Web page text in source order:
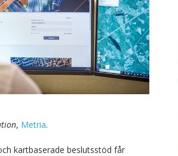
, Metria.
kartbaserade beslutsstöd får